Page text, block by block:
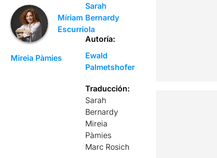
Míriam
Escurriola
Mireia Pàmies
Sarah
Bernardy
Autoría:
Ewald
Palmetshofer
Traducción:
Sarah
Bernardy
Mireia
Pàmies
Marc Rosich